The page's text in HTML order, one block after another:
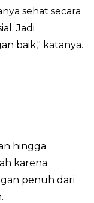
sehat secara
Jadi
baik," katanya.
hingga
karena
penuh dari